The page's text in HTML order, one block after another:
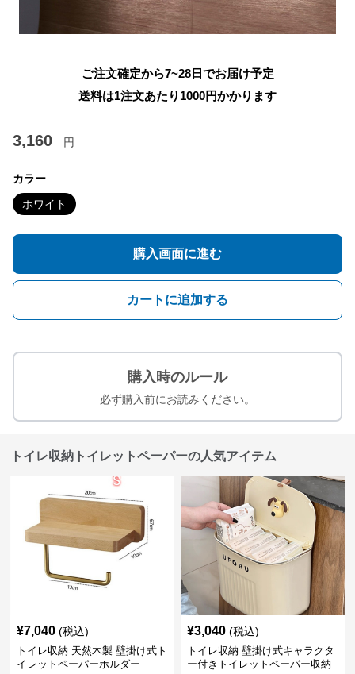
ご注文確定から7~28日でお届け予定
送料は1注文あたり 1000円かかります
3,160 円
カラー
ホワイト
購入画面に進む
カートに追加する
購入時のルール
必ず購入前にお読みください。
トイレ収納トイレットペーパーの人気アイテム
¥7,040 (税込)
トイレ収納 天然木製 壁掛け式ト
イレットペーパーホルダー
¥3,040 (税込)
トイレ収納 壁掛け式キャラクタ
ー付きトイレットペーパー収納